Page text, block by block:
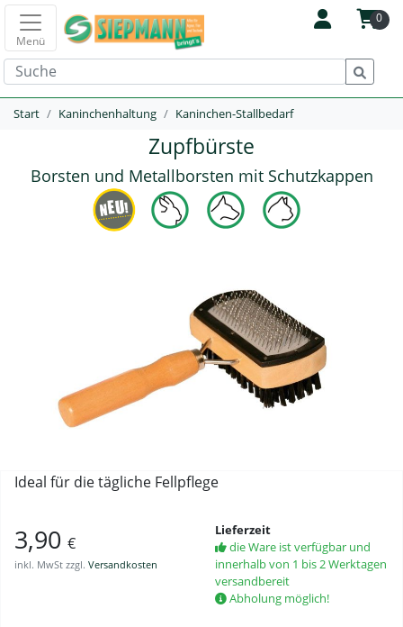
0
Menü
Start Kaninchenhaltung Kaninchen-Stallbedarf
Zupfbürste
Borsten und Metallborsten mit Schutzkappen
Ideal für die tägliche Fellpflege
3,90 €
inkl. MwSt zzgl. Versandkosten
Lieferzeit
die Ware ist verfügbar und
innerhalb von 1 bis 2 Werktagen
versandbereit
Abholung möglich!